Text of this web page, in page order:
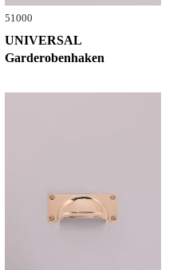
51000
UNIVERSAL
Garderobenhaken